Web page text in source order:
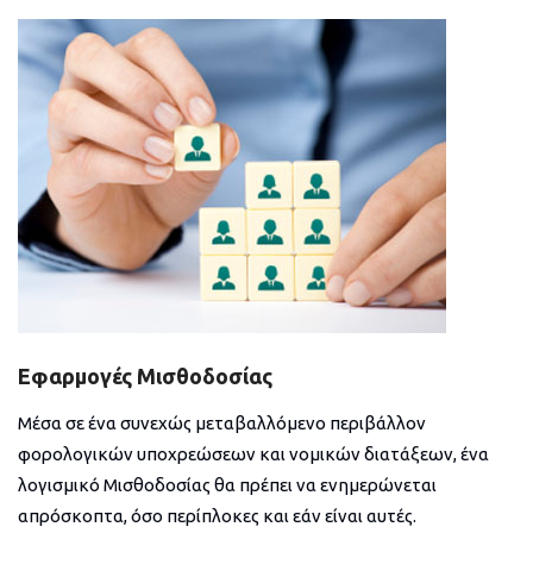
Εφαρμογές Μισθοδοσίας
Μέσα σε ένα συνεχώς μεταβαλλόμενο περιβάλλον
φορολογικών υποχρεώσεων και νομικών διατάξεων, ένα
λογισμικό Μισθοδοσίας θα πρέπει να ενημερώνεται
απρόσκοπτα, όσο περίπλοκες και εάν είναι αυτές.